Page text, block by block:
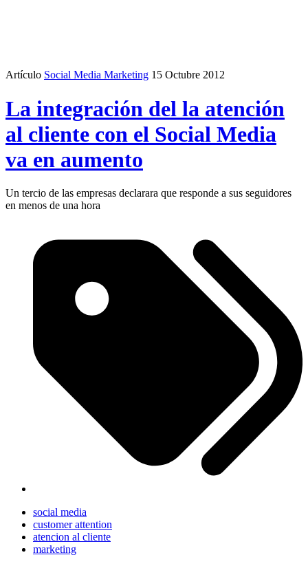
Artículo Social Media Marketing 15 Octubre 2012
La integración del la atención
al cliente con el Social Media
va en aumento
Un tercio de las empresas declarara que responde a sus seguidores
en menos de una hora
social media
customer attention
atencion al cliente
marketing